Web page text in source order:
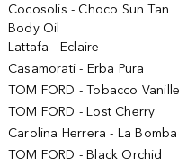
Cocosolis - Choco Sun Tan
Body Oil
Lattafa - Eclaire
Casamorati - Erba Pura
TOM FORD - Tobacco Vanille
TOM FORD - Lost Cherry
Carolina Herrera - La Bomba
TOM FORD - Black Orchid